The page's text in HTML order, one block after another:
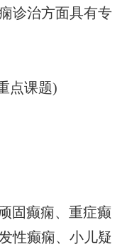
诊治方面具有专
点课题)
固癫痫、重症癫
性癫痫、小儿疑